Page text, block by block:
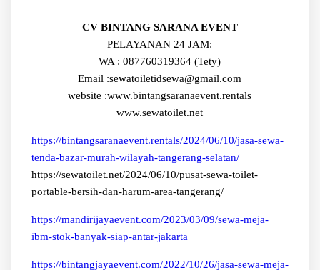
CV BINTANG SARANA EVENT
PELAYANAN 24 JAM:
WA : 087760319364 (Tety)
Email :sewatoiletidsewa@gmail.com
website :www.bintangsaranaevent.rentals
www.sewatoilet.net
https://bintangsaranaevent.rentals/2024/06/10/jasa-sewa-
tenda-bazar-murah-wilayah-tangerang-selatan/
https://sewatoilet.net/2024/06/10/pusat-sewa-toilet-
portable-bersih-dan-harum-area-tangerang/
https://mandirijayaevent.com/2023/03/09/sewa-meja-
ibm-stok-banyak-siap-antar-jakarta
https://bintangjayaevent.com/2022/10/26/jasa-sewa-meja-